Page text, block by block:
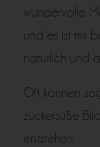
wundervolle
und es ist mir
natürlich und
Oft können
zuckersüße
entstehen.